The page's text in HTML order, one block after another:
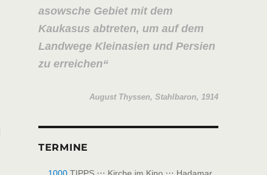
asowsche Gebiet mit dem
Kaukasus abtreten, um auf dem
Landwege Kleinasien und Persien
zu erreichen
August Thyssen, Stahlbaron, 1914
TERMINE